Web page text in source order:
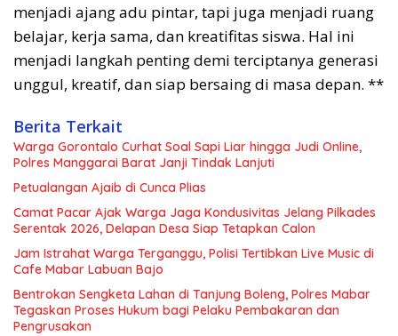
menjadi ajang adu pintar, tapi juga menjadi ruang
belajar, kerja sama, dan kreatifitas siswa. Hal ini
menjadi langkah penting demi terciptanya generasi
unggul, kreatif, dan siap bersaing di masa depan. **
Berita Terkait
Warga Gorontalo Curhat Soal Sapi Liar hingga Judi Online,
Polres Manggarai Barat Janji Tindak Lanjuti
Petualangan Ajaib di Cunca Plias
Camat Pacar Ajak Warga Jaga Kondusivitas Jelang Pilkades
Serentak 2026, Delapan Desa Siap Tetapkan Calon
Jam Istrahat Warga Terganggu, Polisi Tertibkan Live Music di
Cafe Mabar Labuan Bajo
Bentrokan Sengketa Lahan di Tanjung Boleng, Polres Mabar
Tegaskan Proses Hukum bagi Pelaku Pembakaran dan
Pengrusakan